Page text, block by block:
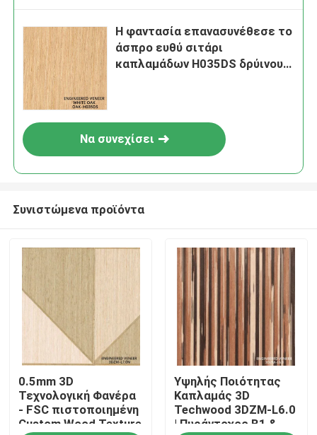
Προϊόντα
Σχετικά με εμάς
Η φαντασία επανασυνέθεσε το
άσπρο ευθύ σιτάρι
καπλαμάδων H035DS δρύινου
Να συνεχίσει
Συνιστώμενα προϊόντα
0.5mm 3D
Τεχνολογική Φανέρα
- FSC πιστοποιημένη
Custom Wood Texture
Υψηλής Ποιότητας
Καπλαμάς 3D
Techwood 3DZM-L6.0
| Πυράντοχος B1 &